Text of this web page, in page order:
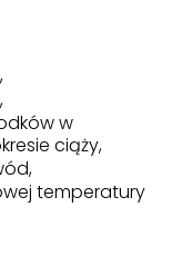
w
ciąży,
temperatury